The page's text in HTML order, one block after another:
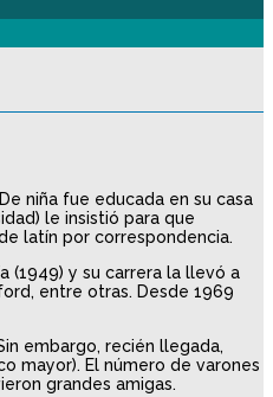
niña fue educada en su casa
le insistió para que
latín por correspondencia.
(1949) y su carrera la llevó a
entre otras. Desde 1969
embargo, recién llegada,
mayor). El número de varones
grandes amigas.